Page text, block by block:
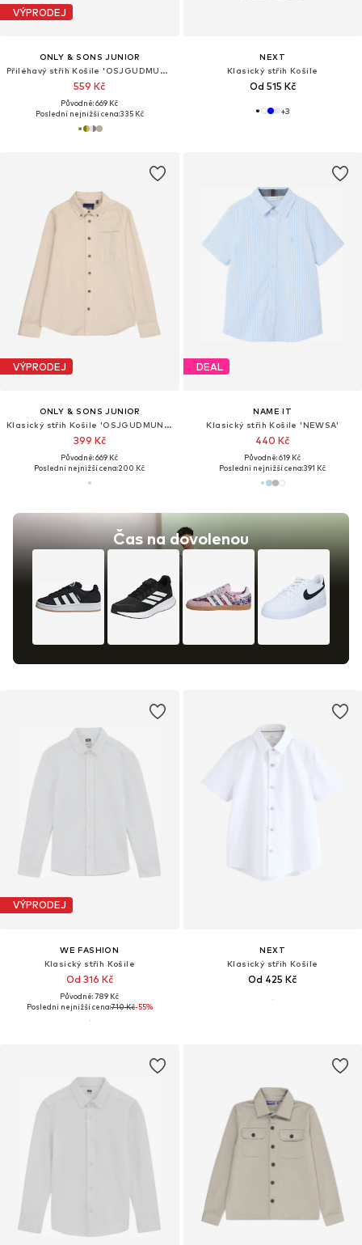
VÝPRODEJ
ONLY & SONS JUNIOR
Přiléhavý střih Košile 'OSJGUDMUND'
559 Kč
Původně: 669 Kč
Poslední nejnižší cena:335 Kč
NEXT
Klasický střih Košile
Od 515 Kč
+3
VÝPRODEJ
ONLY & SONS JUNIOR
Klasický střih Košile 'OSJGUDMUND'
399 Kč
Původně: 669 Kč
Poslední nejnižší cena:200 Kč
Čas na dovolenou
DEAL
NAME IT
Klasický střih Košile 'NEWSA'
440 Kč
Původně: 619 Kč
Poslední nejnižší cena:391 Kč
VÝPRODEJ
WE FASHION
Klasický střih Košile
Od 316 Kč
Původně: 789 Kč
Poslední nejnižší cena:710 Kč-55%
NEXT
Klasický střih Košile
Od 425 Kč